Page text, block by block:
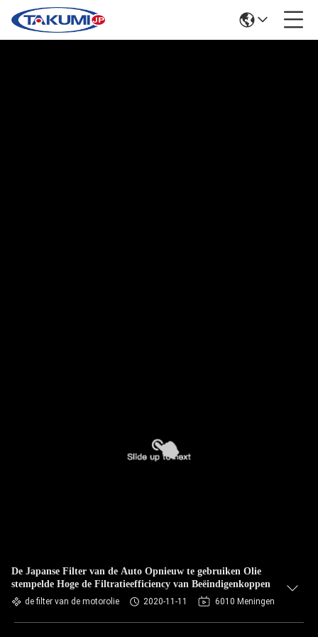
De Japanse Filter van de Auto Opnieuw te gebruiken Olie
stempelde Hoge de Filtratieefficiency van Beëindigenkoppen
de filter van de motorolie 2020-11-11 6010 Meningen